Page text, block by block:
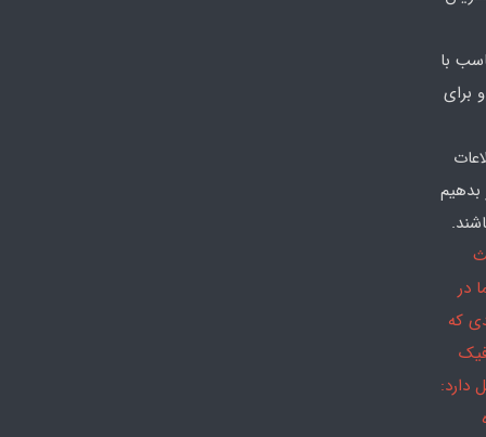
با
برای
بدهیم
در
که
دارد: